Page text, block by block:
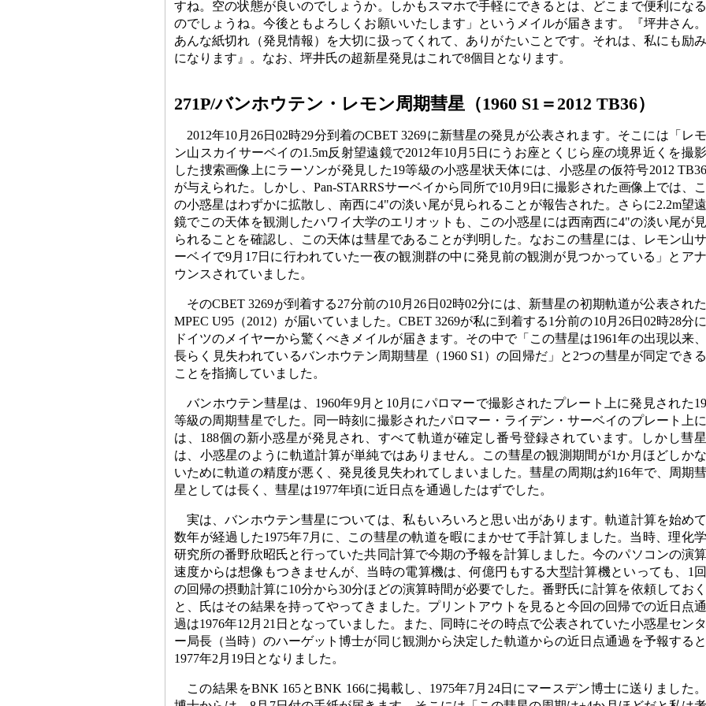
すね。空の状態が良いのでしょうか。しかもスマホで手軽にできるとは、どこまで便利になる
のでしょうね。今後ともよろしくお願いいたします」というメイルが届きます。『坪井さん。
あんな紙切れ（発見情報）を大切に扱ってくれて、ありがたいことです。それは、私にも励み
になります』。なお、坪井氏の超新星発見はこれで8個目となります。
271P/バンホウテン・レモン周期彗星（1960 S1＝2012 TB36）
2012年10月26日02時29分到着のCBET 3269に新彗星の発見が公表されます。そこには「レモ
ン山スカイサーベイの1.5m反射望遠鏡で2012年10月5日にうお座とくじら座の境界近くを撮影
した捜索画像上にラーソンが発見した19等級の小惑星状天体には、小惑星の仮符号2012 TB36
が与えられた。しかし、Pan-STARRSサーベイから同所で10月9日に撮影された画像上では、こ
の小惑星はわずかに拡散し、南西に4"の淡い尾が見られることが報告された。さらに2.2m望遠
鏡でこの天体を観測したハワイ大学のエリオットも、この小惑星には西南西に4"の淡い尾が見
られることを確認し、この天体は彗星であることが判明した。なおこの彗星には、レモン山サ
ーベイで9月17日に行われていた一夜の観測群の中に発見前の観測が見つかっている」とアナ
ウンスされていました。
そのCBET 3269が到着する27分前の10月26日02時02分には、新彗星の初期軌道が公表された
MPEC U95（2012）が届いていました。CBET 3269が私に到着する1分前の10月26日02時28分に
ドイツのメイヤーから驚くべきメイルが届きます。その中で「この彗星は1961年の出現以来、
長らく見失われているバンホウテン周期彗星（1960 S1）の回帰だ」と2つの彗星が同定できる
ことを指摘していました。
バンホウテン彗星は、1960年9月と10月にパロマーで撮影されたプレート上に発見された19
等級の周期彗星でした。同一時刻に撮影されたパロマー・ライデン・サーベイのプレート上に
は、188個の新小惑星が発見され、すべて軌道が確定し番号登録されています。しかし彗星
は、小惑星のように軌道計算が単純ではありません。この彗星の観測期間が1か月ほどしかな
いために軌道の精度が悪く、発見後見失われてしまいました。彗星の周期は約16年で、周期彗
星としては長く、彗星は1977年頃に近日点を通過したはずでした。
実は、バンホウテン彗星については、私もいろいろと思い出があります。軌道計算を始めて
数年が経過した1975年7月に、この彗星の軌道を暇にまかせて手計算しました。当時、理化学
研究所の番野欣昭氏と行っていた共同計算で今期の予報を計算しました。今のパソコンの演算
速度からは想像もつきませんが、当時の電算機は、何億円もする大型計算機といっても、1回
の回帰の摂動計算に10分から30分ほどの演算時間が必要でした。番野氏に計算を依頼しておく
と、氏はその結果を持ってやってきました。プリントアウトを見ると今回の回帰での近日点通
過は1976年12月21日となっていました。また、同時にその時点で公表されていた小惑星センタ
ー局長（当時）のハーゲット博士が同じ観測から決定した軌道からの近日点通過を予報すると
1977年2月19日となりました。
この結果をBNK 165とBNK 166に掲載し、1975年7月24日にマースデン博士に送りました。